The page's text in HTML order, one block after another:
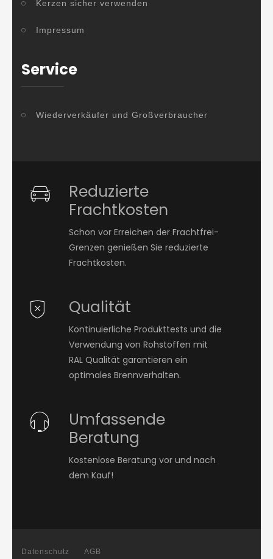
Kerzen sicher verwenden
Impressum
Service
Wiederverkäufer und Großverbraucher
Reduzierte
Frachtkosten
Schon vor Erreichen der Frachtfrei-
Grenzen genießen Sie reduzierte
Frachtkosten.
Qualität
Kontinuierliche Produkttests und die
Verwendung von Rohstoffen mit
RAL Qualität garantieren ein
optimales Brennverhalten.
Umfassende
Beratung
Kostenlose Beratung vor und nach
dem Kauf!
Datenschutz AGB